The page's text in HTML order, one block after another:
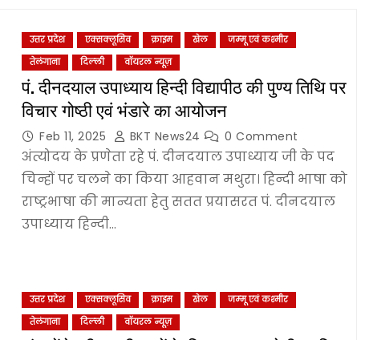
उत्तर प्रदेश एक्सक्लूसिव क्राइम खेल
जम्‍मू एवं कश्‍मीर
तेलंगाना
दिल्‍ली वॉयरल न्यूज़
पं. दीनदयाल उपाध्याय हिन्दी विद्यापीठ की पुण्य तिथि पर
विचार गोष्ठी एवं भंडारे का आयोजन
Feb 11, 2025 BKT News24 0 Comment
अंत्योदय के प्रणेता रहे पं. दीनदयाल उपाध्याय जी के पद
चिन्हों पर चलने का किया आहवान मथुरा। हिन्दी भाषा को
राष्ट्रभाषा की मान्यता हेतु सतत प्रयासरत पं. दीनदयाल
उपाध्याय हिन्दी…
उत्तर प्रदेश एक्सक्लूसिव क्राइम खेल
जम्‍मू एवं कश्‍मीर
तेलंगाना
दिल्‍ली वॉयरल न्यूज़